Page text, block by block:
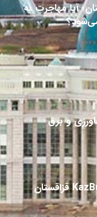
آیا مهاجرت به
و برق